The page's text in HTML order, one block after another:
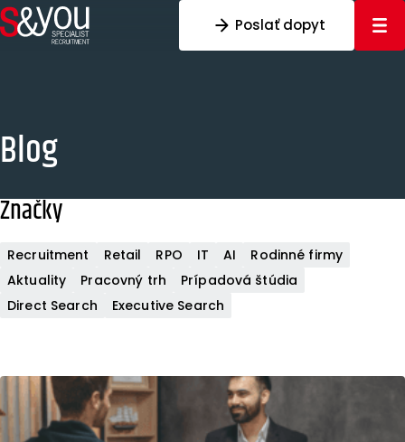
Preskočiť na obsah
Poslať dopyt
Blog
Značky
Recruitment Retail RPO IT AI
Rodinné firmy
Aktuality
Pracovný trh
Prípadová štúdia
Direct Search
Executive Search